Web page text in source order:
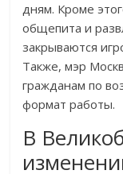
дням. Кроме
общепита и
закрываются
Также, мэр
гражданам по
формат работы.
В